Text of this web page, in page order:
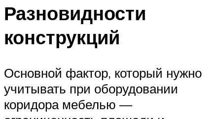
Разновидности
конструкций
Основной фактор, который нужно
учитывать при оборудовании
коридора мебелью —